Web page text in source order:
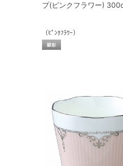
プ(ピンクフラワー)
（ﾋﾟﾝｸﾌﾗﾜｰ）